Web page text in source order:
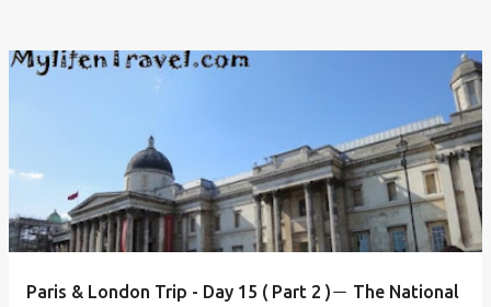
Paris & London Trip - Day 15 ( Part 2 )－ The National